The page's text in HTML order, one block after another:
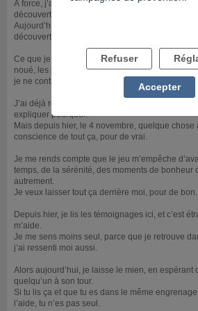
À force, j’ai dilapidé mes salaires, vidé mes
découvert deux jours après la paie.
Aujourd’hui, on est le 5 novembre, et je suis
découvert. Et ce n’est même pas la pire fois.
Ce que je ressens, c’est difficile à décrire : la
noué, les maux de tête, la sensation d’être
je ne contrôle plus.
J’ai déjà réussi à arrêter, puis j’ai replongé. Je
expliquer pourquoi.
Mais depuis hier, le 4 novembre, quelque chose
conscience de tout ça, pour de vrai.
Je me rends compte que le jeu m’empêche
temps, de la sérénité, des moments de bonheur
autrement.
Je veux laisser tout ça derrière moi, pour de bon.
Depuis hier, je lis les témoignages ici, et c’est
m’aide.
Je me sens moins seul, parce que je retrouve
j’ai ressenti moi aussi.
Alors aujourd’hui, je laisse le mien, en espérant
quelqu’un à son tour.
Si tu lis ça et que tu es dans le même
l’aide, tu n’es pas seul.
Refuser
Accepter